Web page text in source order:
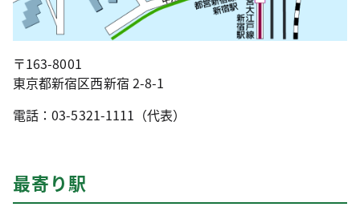
〒163-8001
東京都新宿区西新宿 2-8-1
電話：03-5321-1111（代表）
最寄り駅